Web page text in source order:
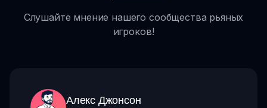
Слушайте мнение нашего сообщества рьяных
игроков!
Алекс Джонсон